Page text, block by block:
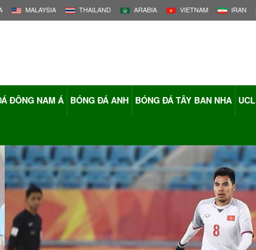
MALAYSIA THAILAND ARABIA VIETNAM IRAN
ĐÔNG NAM Á BÓNG ĐÁ ANH BÓNG ĐÁ TÂY BAN NHA UCL